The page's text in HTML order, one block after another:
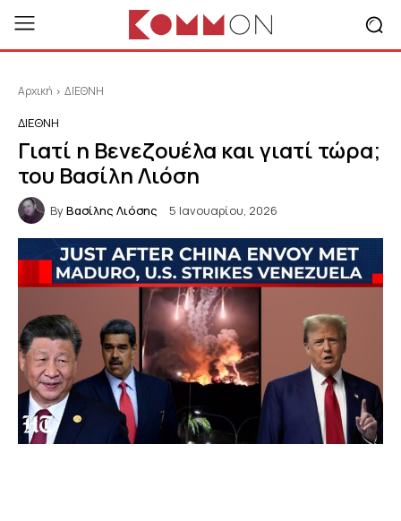
Αρχική ΔΙΕΘΝΗ
ΔΙΕΘΝΗ
Γιατί η Βενεζουέλα και γιατί τώρα;
του Βασίλη Λιόση
ByΒασίλης Λιόσης 5 Ιανουαρίου, 2026